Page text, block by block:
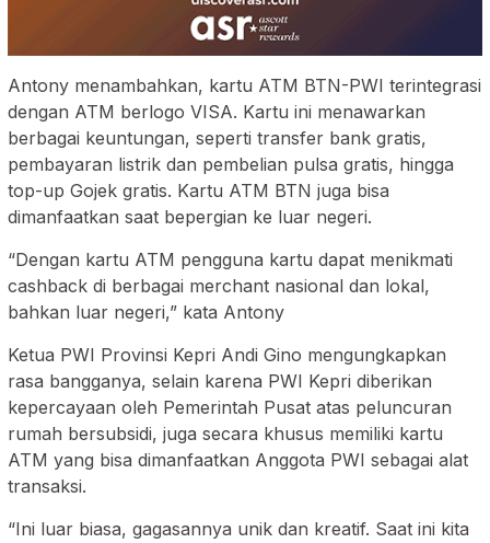
Antony menambahkan, kartu ATM BTN-PWI terintegrasi
dengan ATM berlogo VISA. Kartu ini menawarkan
berbagai keuntungan, seperti transfer bank gratis,
pembayaran listrik dan pembelian pulsa gratis, hingga
top-up Gojek gratis. Kartu ATM BTN juga bisa
dimanfaatkan saat bepergian ke luar negeri.
“Dengan kartu ATM pengguna kartu dapat menikmati
cashback di berbagai merchant nasional dan lokal,
bahkan luar negeri,” kata Antony
Ketua PWI Provinsi Kepri Andi Gino mengungkapkan
rasa bangganya, selain karena PWI Kepri diberikan
kepercayaan oleh Pemerintah Pusat atas peluncuran
rumah bersubsidi, juga secara khusus memiliki kartu
ATM yang bisa dimanfaatkan Anggota PWI sebagai alat
transaksi.
“Ini luar biasa, gagasannya unik dan kreatif. Saat ini kita